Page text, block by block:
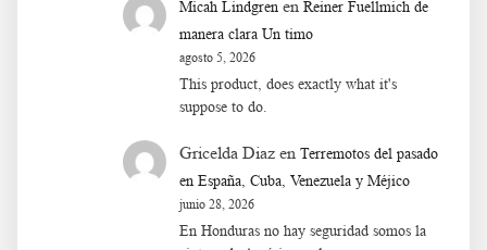
Micah Lindgren en Reiner Fuellmich de
manera clara Un timo
agosto 5, 2026
This product, does exactly what it's
suppose to do.
Gricelda Diaz en Terremotos del pasado
en España, Cuba, Venezuela y Méjico
junio 28, 2026
En Honduras no hay seguridad somos la